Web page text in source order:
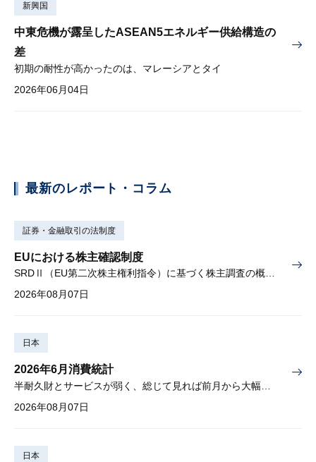
新興国
中東危機が露呈したASEAN5エネルギー供給構造の
差
初期の耐性が高かったのは、マレーシアとタイ
2026年06月04日
最新のレポート・コラム
証券・金融取引の法制度
EUにおける株主確認制度
SRDⅡ（EU第二次株主権利指令）に基づく株主調査の概要と課題
2026年08月07日
日本
2026年6月消費統計
2026年08月07日
日本